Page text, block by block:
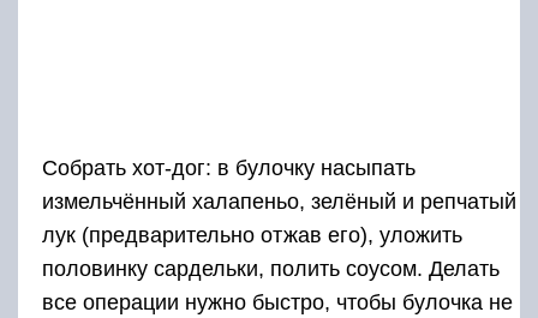
Собрать хот-дог: в булочку насыпать
измельчённый халапеньо, зелёный и репчатый
лук (предварительно отжав его), уложить
половинку сардельки, полить соусом. Делать
все операции нужно быстро, чтобы булочка не